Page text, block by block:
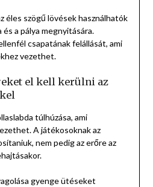
éles szögű lövések használhatók
a pálya megnyitására.
csapatának felállását, ami
vezethet.
el kell kerülni az
túlhúzása, ami
A játékosoknak az
nem pedig az erőre az
gyenge ütéseket